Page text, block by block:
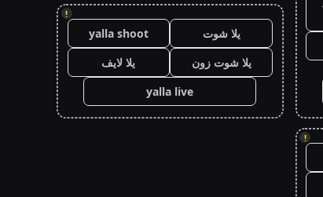
!
!
يلا شوت
yalla shoot
يلا شوت زون
يلا لايف
yalla live